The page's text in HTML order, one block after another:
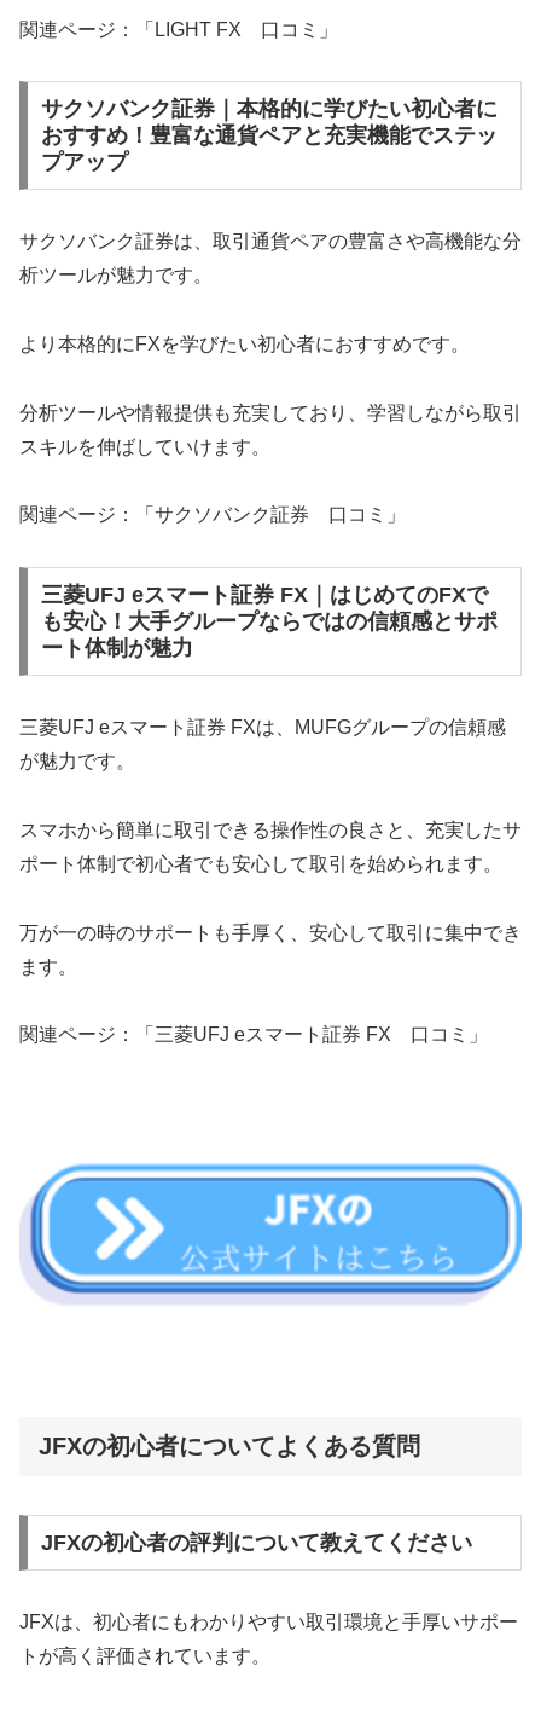
関連ページ：「LIGHT FX 口コミ」
サクソバンク証券｜本格的に学びたい初心者に
おすすめ！豊富な通貨ペアと充実機能でステッ
プアップ
サクソバンク証券は、取引通貨ペアの豊富さや高機能な分
析ツールが魅力です。
より本格的にFXを学びたい初心者におすすめです。
分析ツールや情報提供も充実しており、学習しながら取引
スキルを伸ばしていけます。
関連ページ：「サクソバンク証券 口コミ」
三菱UFJ eスマート証券 FX｜はじめてのFXで
も安心！大手グループならではの信頼感とサポ
ート体制が魅力
三菱UFJ eスマート証券 FXは、MUFGグループの信頼感
が魅力です。
スマホから簡単に取引できる操作性の良さと、充実したサ
ポート体制で初心者でも安心して取引を始められます。
万が一の時のサポートも手厚く、安心して取引に集中でき
ます。
関連ページ：「三菱UFJ eスマート証券 FX 口コミ」
JFXの初心者についてよくある質問
JFXの初心者の評判について教えてください
JFXは、初心者にもわかりやすい取引環境と手厚いサポー
トが高く評価されています。